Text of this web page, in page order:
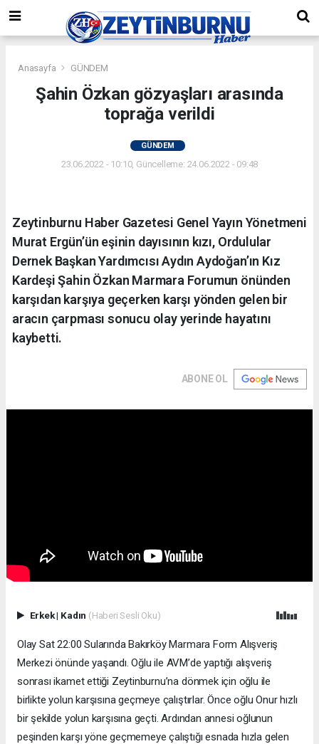
Anasayfa GÜNDEM
Şahin Özkan gözyaşları arasında
toprağa verildi
GÜNDEM
23.06.2022 - 10:10, Güncelleme: 24.06.2022 - 09:48
Zeytinburnu Haber Gazetesi Genel Yayın Yönetmeni
Murat Ergün’ün eşinin dayısının kızı, Ordulular
Dernek Başkan Yardımcısı Aydın Aydoğan’ın Kız
Kardeşi Şahin Özkan Marmara Forumun önünden
karşıdan karşıya geçerken karşı yönden gelen bir
aracın çarpması sonucu olay yerinde hayatını
kaybetti.
ABONE OL
Erkek| Kadın (Haberi Sesli Oku)
Olay Sat 22:00 Sularında Bakırköy Marmara Form Alışveriş
Merkezi önünde yaşandı. Oğlu ile AVM’de yaptığı alışveriş
sonrası ikamet ettiği Zeytinburnu’na dönmek için oğlu ile
birlikte yolun karşısına geçmeye çalıştırlar. Önce oğlu Onur hızlı
bir şekilde yolun karşısına geçti. Ardından annesi oğlunun
peşinden karşı yöne geçmemeye çalıştığı esnada hızla gelen